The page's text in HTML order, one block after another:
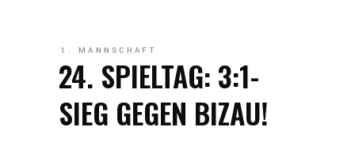
1. MANNSCHAFT
24. SPIELTAG: 3:1-
SIEG GEGEN BIZAU!